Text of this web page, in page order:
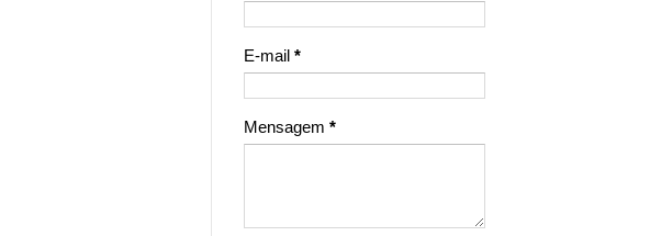
E-mail *
Mensagem *